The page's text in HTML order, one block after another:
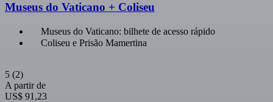
Museus do Vaticano + Coliseu
Museus do Vaticano: bilhete de acesso rápido
Coliseu e Prisão Mamertina
5 (2)
A partir de
US$ 91,23